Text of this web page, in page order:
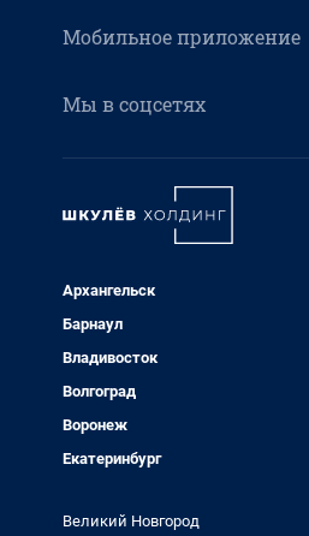
Мобильное приложение
Мы в соцсетях
Архангельск
Барнаул
Владивосток
Волгоград
Воронеж
Екатеринбург
Великий Новгород